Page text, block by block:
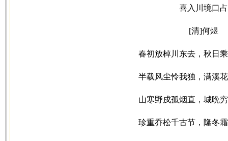
喜入川境口占
[清]何煜
春初放棹川东去，秋日
半载风尘怜我独，满溪
山寒野戍孤烟直，城晩
珍重乔松千古节，隆冬